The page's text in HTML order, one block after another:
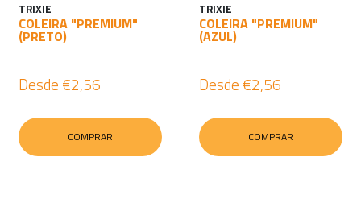
TRIXIE
COLEIRA "PREMIUM"
(PRETO)
Desde €2,56
COMPRAR
TRIXIE
COLEIRA "PREMIUM"
(AZUL)
Desde €2,56
COMPRAR